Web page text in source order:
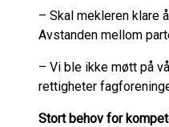
– Skal mekleren klare
Avstanden mellom
– Vi ble ikke møtt på
rettigheter
Stort behov for